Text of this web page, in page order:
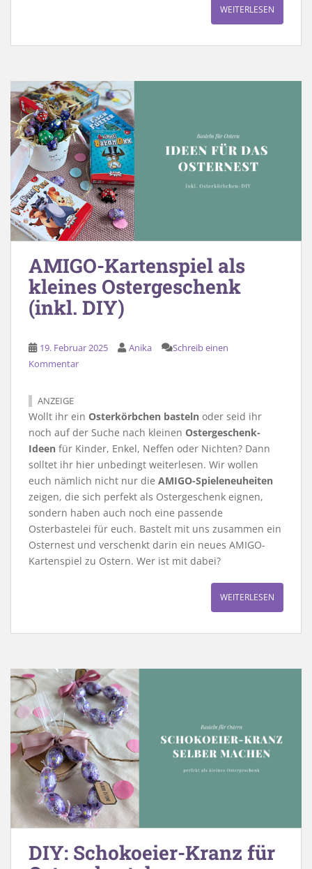
WEITERLESEN
AMIGO-Kartenspiel als
kleines Ostergeschenk
(inkl. DIY)
19. Februar 2025 Anika
Schreib einen
Kommentar
ANZEIGE
Wollt ihr ein Osterkörbchen basteln oder seid ihr
noch auf der Suche nach kleinen Ostergeschenk-
Ideen für Kinder, Enkel, Neffen oder Nichten? Dann
solltet ihr hier unbedingt weiterlesen. Wir wollen
euch nämlich nicht nur die AMIGO-Spieleneuheiten
zeigen, die sich perfekt als Ostergeschenk eignen,
sondern haben auch noch eine passende
Osterbastelei für euch. Bastelt mit uns zusammen ein
Osternest und verschenkt darin ein neues AMIGO-
Kartenspiel zu Ostern. Wer ist mit dabei?
WEITERLESEN
DIY: Schokoeier-Kranz für